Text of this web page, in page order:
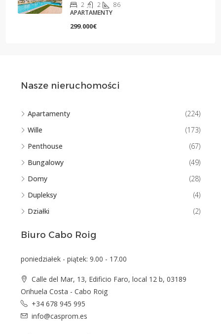
2 2
86
APARTAMENTY
299.000€
Nasze nieruchomości
Apartamenty
(224)
Wille
(173)
Penthouse
(67)
Bungalowy
(49)
Domy
(28)
Dupleksy
(4)
Działki
(2)
Biuro Cabo Roig
poniedziałek - piątek: 9.00 - 17.00
Calle del Mar, 13, Edificio Faro, local 12 b, 03189
Orihuela Costa - Cabo Roig
+34 678 945 995
info@casprom.es